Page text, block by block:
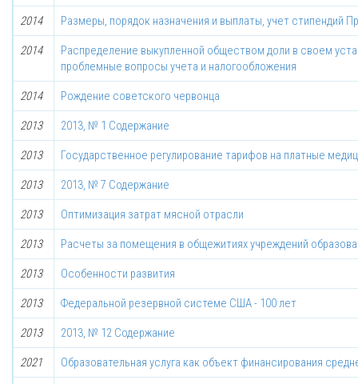
2014 Размеры, порядок назначения и выплаты, учет стипендий
2014
Распределение выкупленной обществом доли в своем
проблемные вопросы учета и налогообложения
2014 Рождение советского червонца
2013 2013, № 1 Содержание
2013 Государственное регулирование тарифов на платные
2013 2013, № 7 Содержание
2013 Оптимизация затрат мясной отрасли
2013 Расчеты за помещения в общежитиях учреждений
2013 Особенности развития
2013 Федеральной резервной системе США - 100 лет
2013 2013, № 12 Содержание
2021 Образовательная услуга как объект финансирования